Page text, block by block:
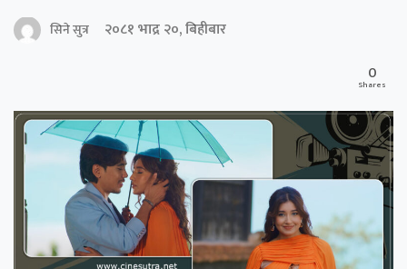
सिने सुत्र
२०८१ भाद्र २०, बिहीबार
0
Shares